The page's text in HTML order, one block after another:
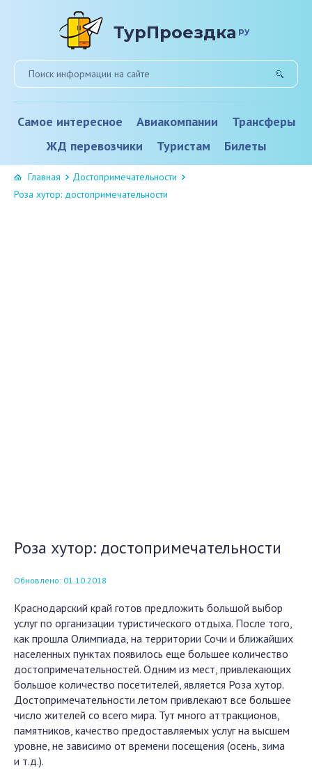
ТурПроездка ру
Самое интересное Авиакомпании
Трансферы
ЖД перевозчики
Туристам Билеты
Главная
Достопримечательности
Роза хутор: достопримечательности
Роза хутор: достопримечательности
Обновлено: 01.10.2018
Краснодарский край готов предложить большой выбор
услуг по организации туристического отдыха. После того,
как прошла Олимпиада, на территории Сочи и ближайших
населенных пунктах появилось еще большее количество
достопримечательностей. Одним из мест, привлекающих
большое количество посетителей, является Роза хутор.
Достопримечательности летом привлекают все большее
число жителей со всего мира. Тут много аттракционов,
памятников, качество предоставляемых услуг на высшем
уровне, не зависимо от времени посещения (осень, зима
и т.д.).